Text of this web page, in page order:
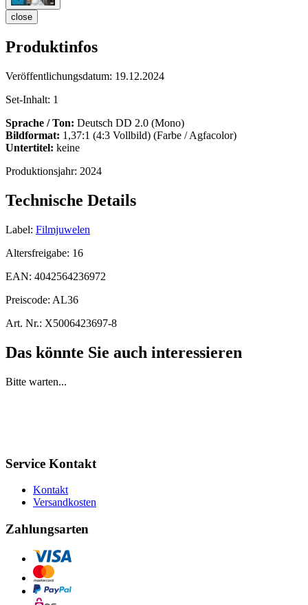
close
Produktinfos
Veröffentlichungsdatum: 19.12.2024
Set-Inhalt: 1
Sprache / Ton: Deutsch DD 2.0 (Mono)
Bildformat: 1,37:1 (4:3 Vollbild) (Farbe / Agfacolor)
Untertitel: keine
Produktionsjahr: 2024
Technische Details
Label: Filmjuwelen
Altersfreigabe: 16
EAN: 4042564236972
Preiscode: AL36
Art. Nr.: X5006423697-8
Das könnte Sie auch interessieren
Bitte warten...
Service Kontakt
Kontakt
Versandkosten
Zahlungsarten